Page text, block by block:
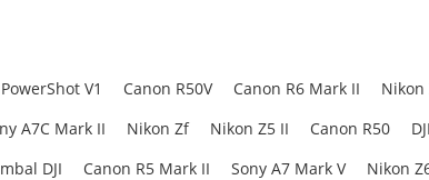
V1 Canon R50V Canon R6 Mark II Nikon
A7C Mark II Nikon Zf Nikon Z5 II Canon R50
DJI Canon R5 Mark II Sony A7 Mark V Nikon